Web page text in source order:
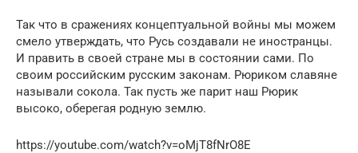
Так что в сражениях концептуальной войны мы можем
смело утверждать, что Русь создавали не иностранцы.
И править в своей стране мы в состоянии сами. По
своим российским русским законам. Рюриком славяне
называли сокола. Так пусть же парит наш Рюрик
высоко, оберегая родную землю.
https://youtube.com/watch?v=oMjT8fNrO8E